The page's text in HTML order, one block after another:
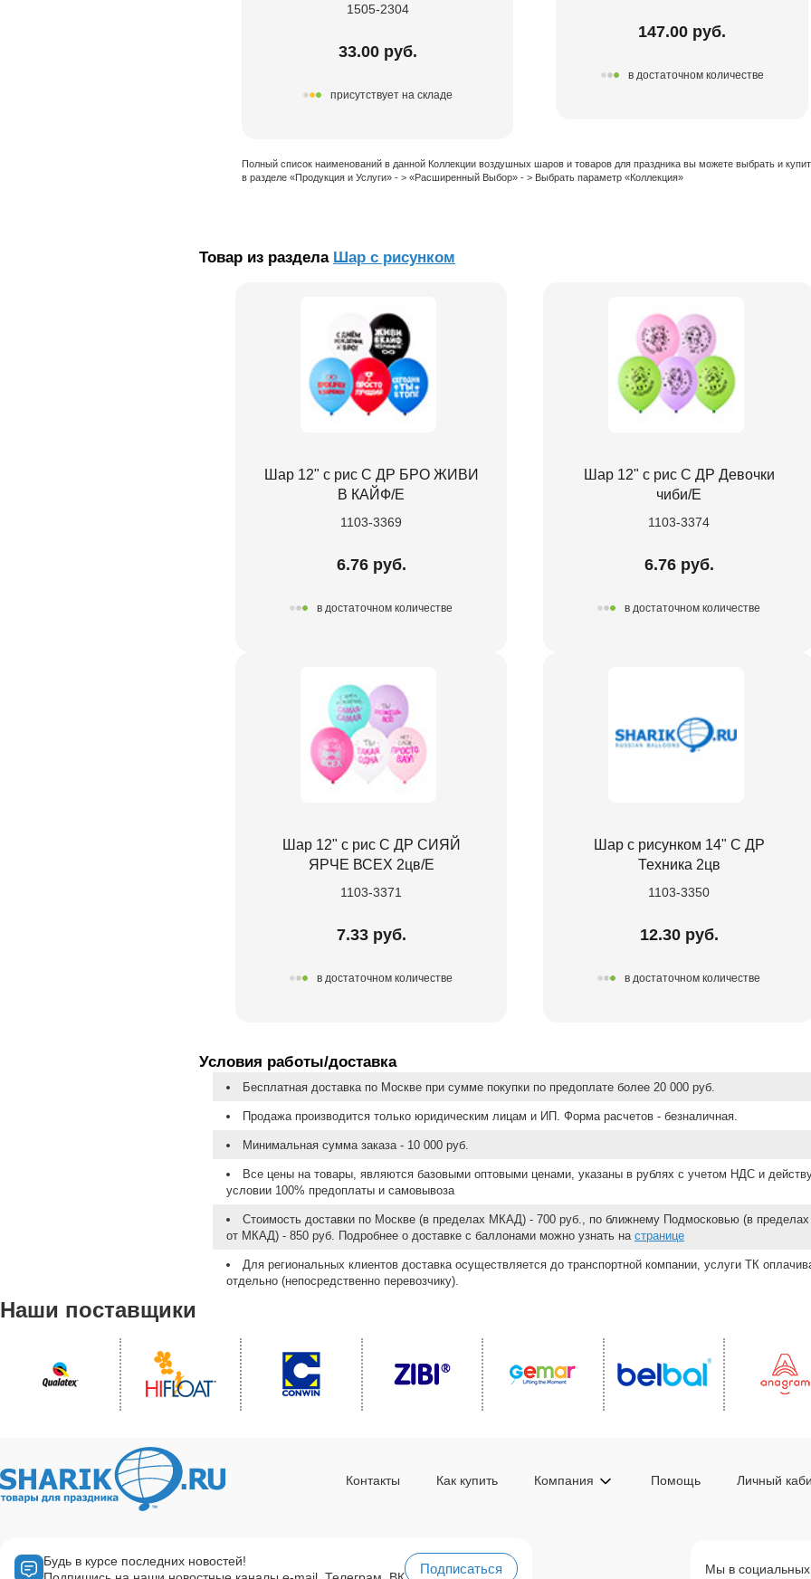
1505-2304
33.00 руб.
присутствует на складе
147.00 руб.
в достаточном количестве
Полный список наименований в данной Коллекции воздушных шаров и товаров для праздника вы можете выбрать и
в разделе «Продукция и Услуги» - > «Расширенный Выбор» - > Выбрать параметр «Коллекция»
Товар из раздела Шар с рисунком
Шар 12" с рис С ДР БРО ЖИВИ
В КАЙФ/E
1103-3369
6.76 руб.
в достаточном количестве
Шар 12" с рис С ДР Девочки
чиби/E
1103-3374
6.76 руб.
в достаточном количестве
Шар 12" с рис С ДР СИЯЙ
ЯРЧЕ ВСЕХ 2цв/E
1103-3371
7.33 руб.
в достаточном количестве
Шар с рисунком 14" С ДР
Техника 2цв
1103-3350
12.30 руб.
в достаточном количестве
Условия работы/доставка
Бесплатная доставка по Москве при сумме покупки по предоплате более 20 000 руб.
Продажа производится только юридическим лицам и ИП. Форма расчетов - безналичная.
Минимальная сумма заказа - 10 000 руб.
Все цены на товары, являются базовыми оптовыми ценами, указаны в рублях с учетом НДС и
условии 100% предоплаты и самовывоза
Стоимость доставки по Москве (в пределах МКАД) - 700 руб., по ближнему Подмосковью (в пределах
от МКАД) - 850 руб. Подробнее о доставке с баллонами можно узнать на странице
Для региональных клиентов доставка осуществляется до транспортной компании, услуги ТК
отдельно (непосредственно перевозчику).
Наши поставщики
Контакты Как купить Компания Помощь Личный
Будь в курсе последних новостей!
Подписаться Мы в социальных